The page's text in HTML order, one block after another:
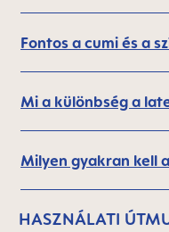
Fontos a cumi és a
Mi a különbség a
Milyen gyakran kell
HASZNÁLATI